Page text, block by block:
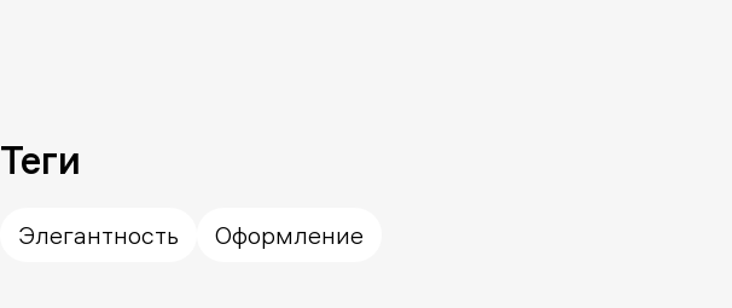
Теги
Элегантность Оформление